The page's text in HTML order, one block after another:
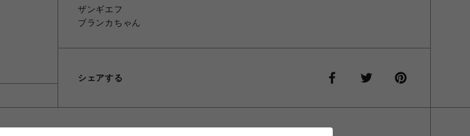
ザンギエフ
ブランカちゃん
シェアする